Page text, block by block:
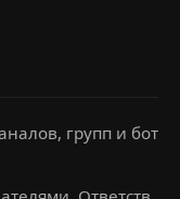
групп и бот